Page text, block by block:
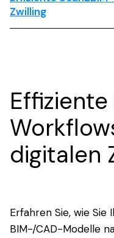
Zwilling
digitalen
Erfahren Sie, wie
BIM-/CAD-Modelle